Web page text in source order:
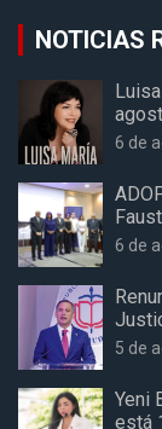
NOTICIAS
6 de
6 de
5 de
Yeni
está